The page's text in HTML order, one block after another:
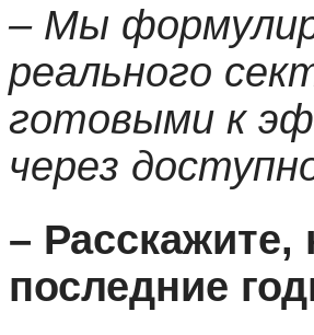
– Мы
реального
готовыми к
через
–
последние